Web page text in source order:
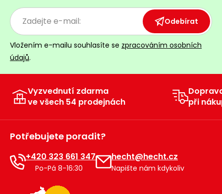
Odebírat
Vložením e-mailu souhlasíte se zpracováním osobních
údajů.
Vyzvednutí zdarma
ve všech 54 prodejnách
při
Potřebujete poradit?
+420 323 661 347
Po-Pá 8-16:30
hecht@hecht.cz
Napište nám kdykoliv